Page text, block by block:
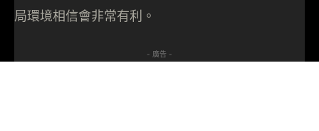
局環境相信會非常有利。
- 廣告 -